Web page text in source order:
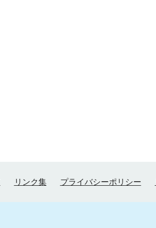
リンク集 プライバシーポリシー